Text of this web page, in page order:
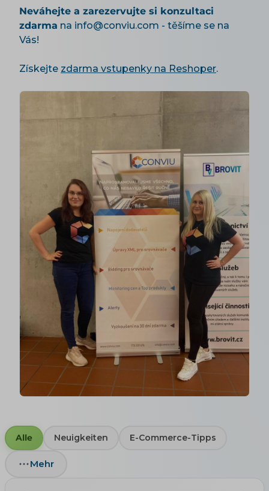
Neváhejte a zarezervujte si konzultaci
zdarma na info@conviu.com - těšíme se na
Vás!
Získejte zdarma vstupenky na Reshoper.
Alle Neuigkeiten E-Commerce-Tipps
Mehr